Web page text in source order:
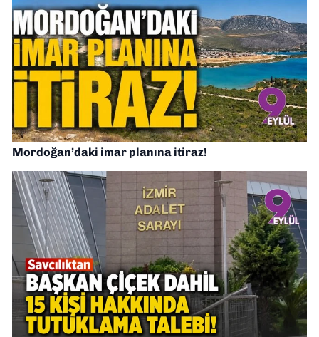
Mordoğan’daki imar planına itiraz!